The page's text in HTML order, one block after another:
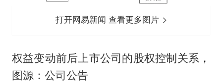
打开网易新闻 查看更多图片
权益变动前后上市公司的股权控制关系，
图源：公司公告